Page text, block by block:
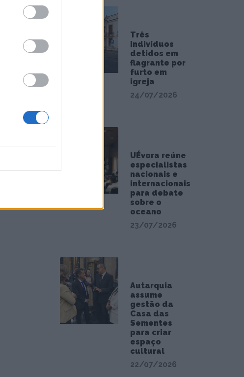
Três
indivíduos
detidos em
flagrante por
furto em
igreja
24/07/2026
UÉvora reúne
especialistas
nacionais e
internacionais
para debate
sobre o
oceano
23/07/2026
Autarquia
assume
gestão da
Casa das
Sementes
para criar
espaço
cultural
22/07/2026